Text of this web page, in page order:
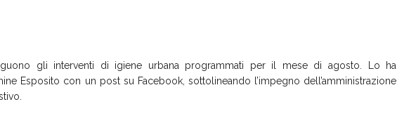
gli interventi di igiene urbana programmati per il mese di agosto. Lo ha
Esposito con un post su Facebook, sottolineando l’impegno dell’amministrazione